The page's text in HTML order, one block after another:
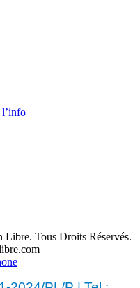
Tous Droits Réservés.